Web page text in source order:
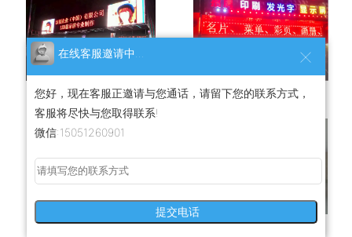
南通门头屏 南通LED门头屏安装
南通LED门头屏 南通室内全彩屏安装
在线客服邀请中...
您好，现在客服正邀请与您通话，请留下您的联系方式，
客服将尽快与您取得联系!
微信:15051260901
提交电话